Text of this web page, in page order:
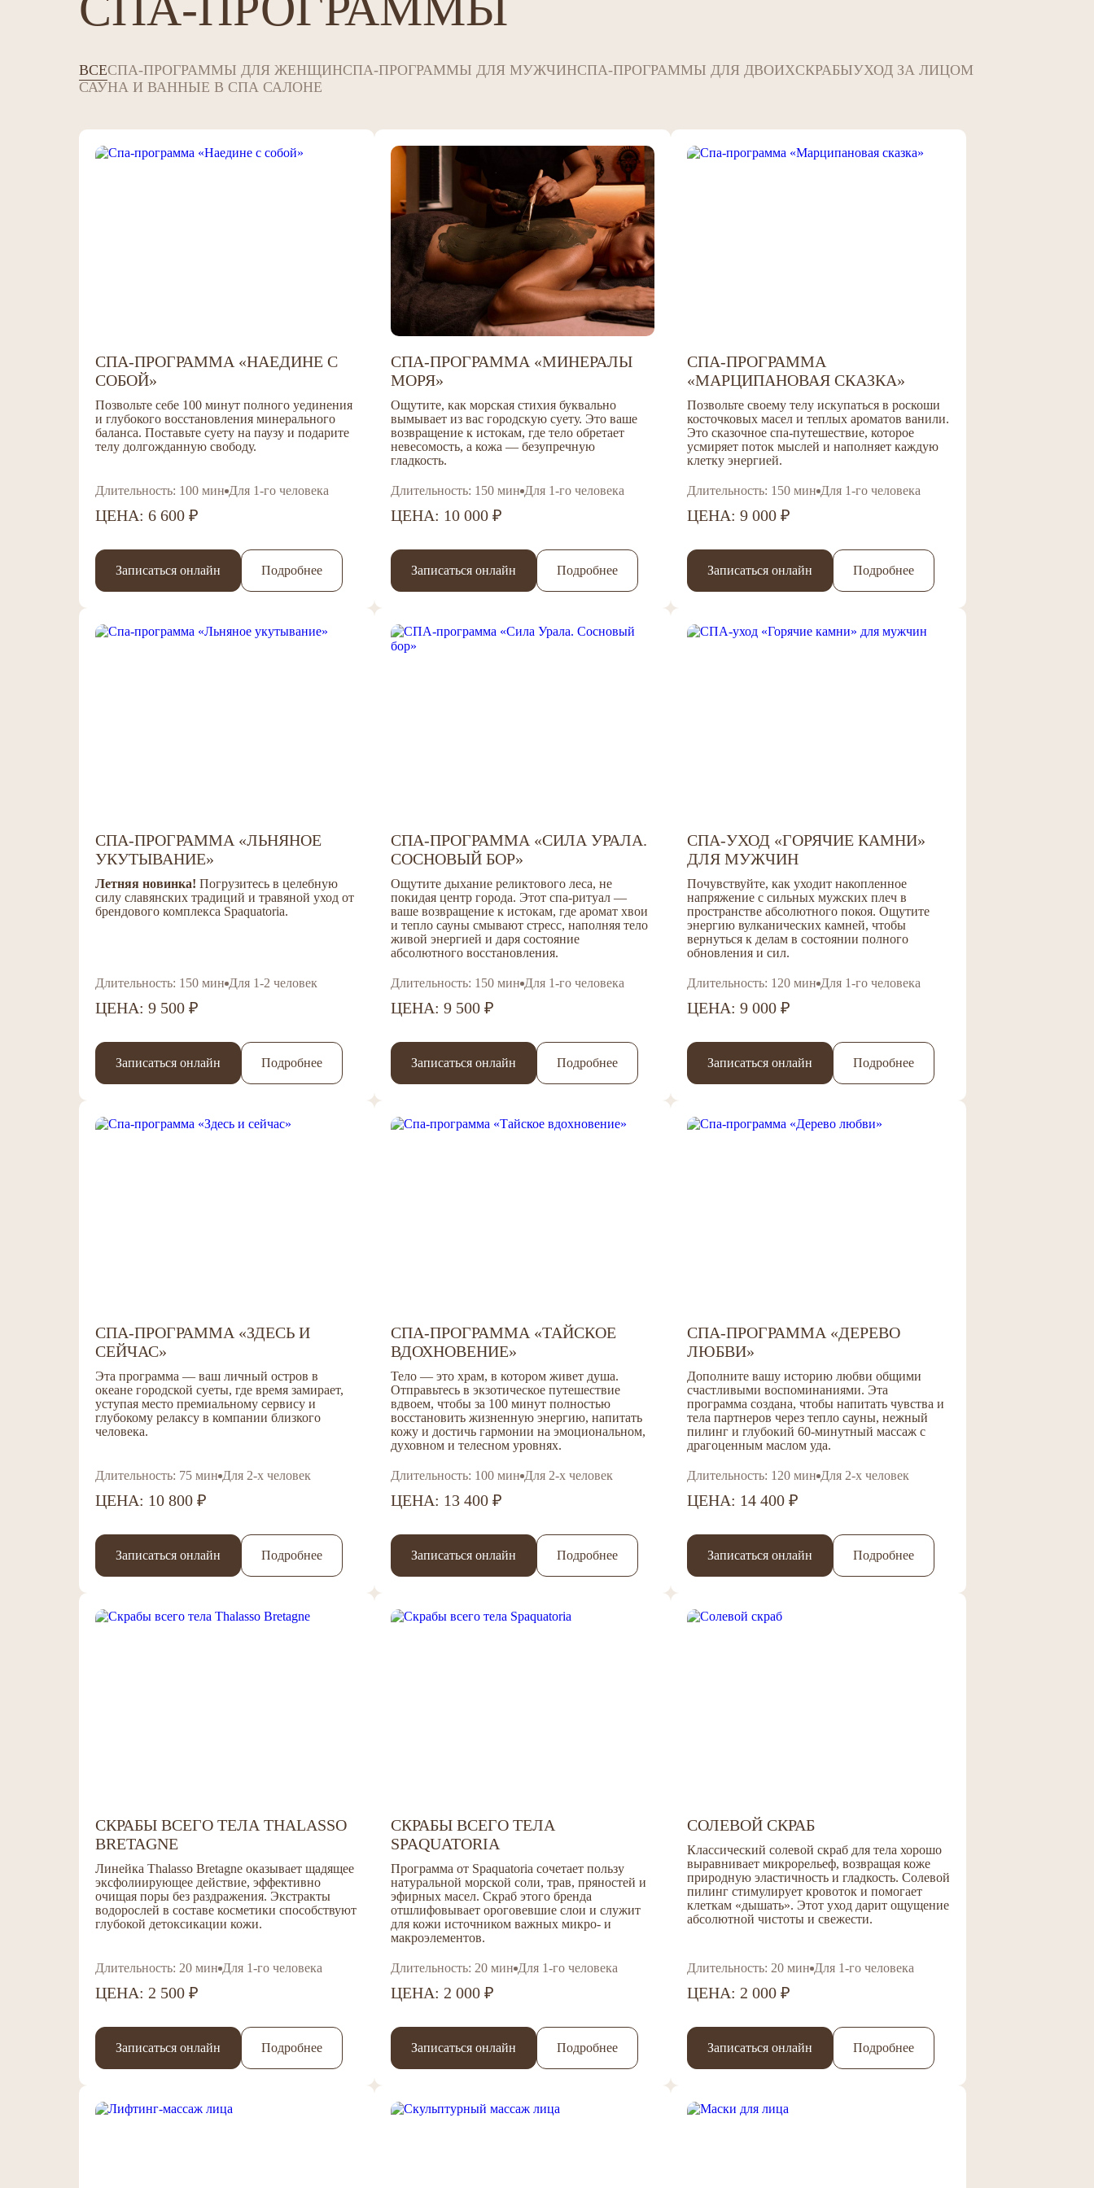
ВСЕСПА-ПРОГРАММЫ ДЛЯ ЖЕНЩИНСПА-ПРОГРАММЫ ДЛЯ МУЖЧИНСПА-ПРОГРАММЫ ДЛЯ ДВОИХСКРАБЫУХОД ЗА ЛИЦОМ
САУНА И ВАННЫЕ В СПА САЛОНЕ
СПА-ПРОГРАММА «НАЕДИНЕ С
СОБОЙ»
Позвольте себе 100 минут полного уединения
и глубокого восстановления минерального
баланса. Поставьте суету на паузу и подарите
телу долгожданную свободу.
Длительность: 100 мин Для 1-го человека
ЦЕНА: 6 600 ₽
Записаться онлайн Подробнее
СПА-ПРОГРАММА «МИНЕРАЛЫ
МОРЯ»
Ощутите, как морская стихия буквально
вымывает из вас городскую суету. Это ваше
возвращение к истокам, где тело обретает
невесомость, а кожа — безупречную
гладкость.
Длительность: 150 мин Для 1-го человека
ЦЕНА: 10 000 ₽
Записаться онлайн Подробнее
СПА-ПРОГРАММА
«МАРЦИПАНОВАЯ СКАЗКА»
Позвольте своему телу искупаться в роскоши
косточковых масел и теплых ароматов ванили.
Это сказочное спа-путешествие, которое
усмиряет поток мыслей и наполняет каждую
клетку энергией.
Длительность: 150 мин Для 1-го человека
ЦЕНА: 9 000 ₽
Записаться онлайн Подробнее
СПА-ПРОГРАММА «ЛЬНЯНОЕ
УКУТЫВАНИЕ»
Летняя новинка! Погрузитесь в целебную
силу славянских традиций и травяной уход от
брендового комплекса Spaquatoria.
Длительность: 150 мин Для 1-2 человек
ЦЕНА: 9 500 ₽
Записаться онлайн Подробнее
СПА-ПРОГРАММА «СИЛА УРАЛА.
СОСНОВЫЙ БОР»
Ощутите дыхание реликтового леса, не
покидая центр города. Этот спа-ритуал —
ваше возвращение к истокам, где ароматхвои
и тепло сауны смывают стресс, наполняя тело
живой энергией и даря состояние
абсолютного восстановления.
Длительность: 150 мин Для 1-го человека
ЦЕНА: 9 500 ₽
Записаться онлайн Подробнее
СПА-УХОД «ГОРЯЧИЕ КАМНИ»
ДЛЯ МУЖЧИН
Почувствуйте, как уходит накопленное
напряжение с сильных мужских плеч в
пространстве абсолютного покоя. Ощутите
энергию вулканических камней, чтобы
вернуться к делам в состоянии полного
обновления и сил.
Длительность: 120 мин Для 1-го человека
ЦЕНА: 9 000 ₽
Записаться онлайн Подробнее
СПА-ПРОГРАММА «ЗДЕСЬ И
СЕЙЧАС»
Эта программа — ваш личный остров в
океане городской суеты, где время замирает,
уступая место премиальному сервису и
глубокому релаксу в компании близкого
человека.
Длительность: 75 мин Для 2-х человек
ЦЕНА: 10 800 ₽
Записаться онлайн Подробнее
СПА-ПРОГРАММА «ТАЙСКОЕ
ВДОХНОВЕНИЕ»
Тело — это храм, в котором живет душа.
Отправьтесь в экзотическое путешествие
вдвоем,чтобы за 100 минут полностью
восстановить жизненную энергию, напитать
кожу и достичь гармонии на эмоциональном,
духовном и телесном уровнях.
Длительность: 100 мин Для 2-х человек
ЦЕНА: 13 400 ₽
Записаться онлайн Подробнее
СПА-ПРОГРАММА «ДЕРЕВО
ЛЮБВИ»
Дополните вашу историю любви общими
счастливыми воспоминаниями. Эта
программа создана, чтобы напитать чувства и
тела партнеров через тепло сауны, нежный
пилинг и глубокий 60-минутный массаж с
драгоценным маслом уда.
Длительность: 120 мин Для 2-х человек
ЦЕНА: 14 400 ₽
Записаться онлайн Подробнее
СКРАБЫ ВСЕГО ТЕЛА THALASSO
BRETAGNE
Линейка Thalasso Bretagne оказывает щадящее
эксфолиирующее действие, эффективно
очищая поры без раздражения. Экстракты
водорослей в составе косметики способствуют
глубокой детоксикации кожи.
Длительность: 20 мин Для 1-го человека
ЦЕНА: 2 500 ₽
Записаться онлайн Подробнее
СКРАБЫ ВСЕГО ТЕЛА
SPAQUATORIA
Программа от Spaquatoria сочетает пользу
натуральной морской соли, трав, пряностей и
эфирных масел. Скраб этого бренда
отшлифовывает ороговевшие слои и служит
для кожи источником важных микро- и
макроэлементов.
Длительность: 20 мин Для 1-го человека
ЦЕНА: 2 000 ₽
Записаться онлайн Подробнее
СОЛЕВОЙ СКРАБ
Классический солевой скраб для тела хорошо
выравнивает микрорельеф, возвращая коже
природную эластичность и гладкость. Солевой
пилинг стимулирует кровоток и помогает
клеткам «дышать». Этот уход дарит ощущение
абсолютной чистоты и свежести.
Длительность: 20 мин Для 1-го человека
ЦЕНА: 2 000 ₽
Записаться онлайн Подробнее